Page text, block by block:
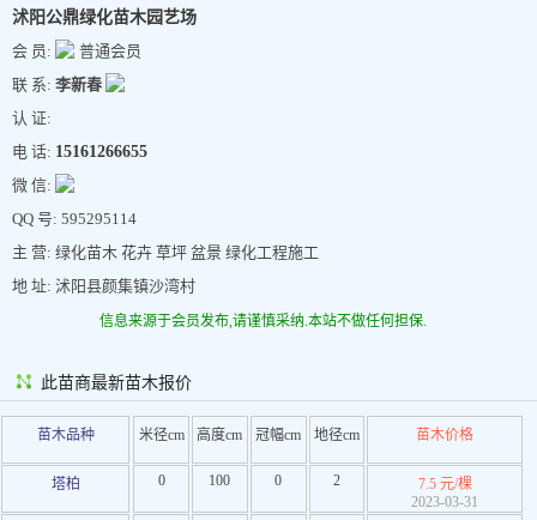
沭阳公鼎绿化苗木园艺场
会 员:
普通会员
联 系: 李新春
认 证:
电 话: 15161266655
微 信:
QQ 号: 595295114
主 营: 绿化苗木 花卉 草坪 盆景 绿化工程施工
地 址: 沭阳县颜集镇沙湾村
信息来源于会员发布,请谨慎采纳.本站不做任何担保.
此苗商最新苗木报价
苗木品种 米径cm 高度cm 冠幅cm 地径cm 苗木价格
塔柏 0 100 0 2
7.5 元/棵
2023-03-31